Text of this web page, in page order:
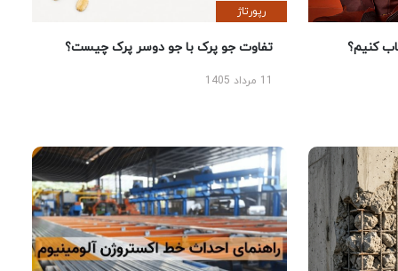
کنیم؟
رپورتاژ
تفاوت جو پرک با جو دوسر پرک چیست؟